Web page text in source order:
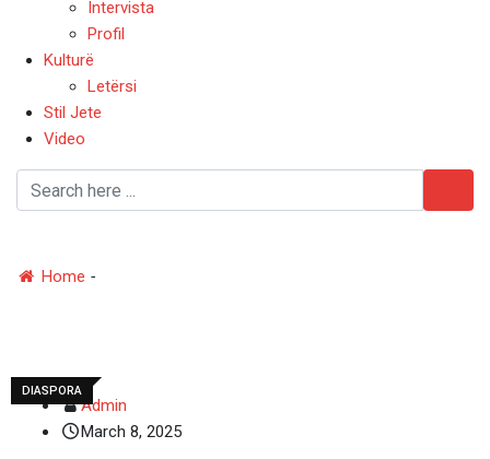
Intervista
Profil
Kulturë
Letërsi
Stil Jete
Video
Home -
DIASPORA
Admin
March 8, 2025